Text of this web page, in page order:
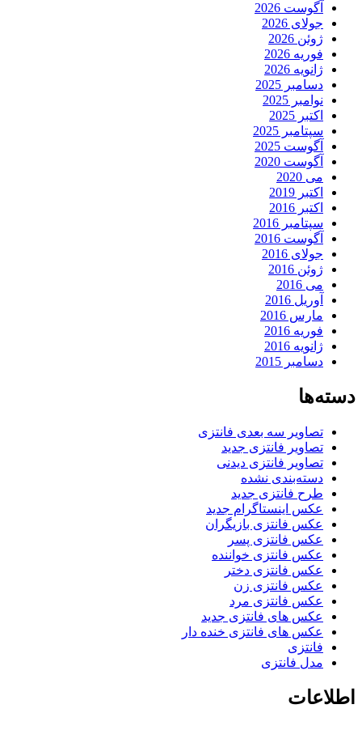
آگوست 2026
جولای 2026
ژوئن 2026
فوریه 2026
ژانویه 2026
دسامبر 2025
نوامبر 2025
اکتبر 2025
سپتامبر 2025
آگوست 2025
آگوست 2020
می 2020
اکتبر 2019
اکتبر 2016
سپتامبر 2016
آگوست 2016
جولای 2016
ژوئن 2016
می 2016
آوریل 2016
مارس 2016
فوریه 2016
ژانویه 2016
دسامبر 2015
دسته‌ها
تصاویر سه بعدی فانتزی
تصاویر فانتزی جدید
تصاویر فانتزی دیدنی
دسته‌بندی نشده
طرح فانتزی جدید
عکس اینستاگرام جدید
عکس فانتزی بازیگران
عکس فانتزی پسر
عکس فانتزی خواننده
عکس فانتزی دختر
عکس فانتزی زن
عکس فانتزی مرد
عکس های فانتزی جدید
عکس های فانتزی خنده دار
فانتزی
مدل فانتزی
اطلاعات